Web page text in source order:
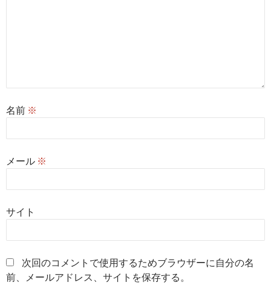
名前 ※
メール ※
サイト
次回のコメントで使用するためブラウザーに自分の名
前、メールアドレス、サイトを保存する。